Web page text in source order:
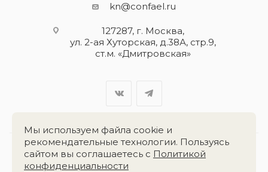
kn@confael.ru
127287, г. Москва,
ул. 2-ая Хуторская, д.38А, стр.9,
ст.м. «Дмитровская»
Разработка сайта:
Мы используем файла cookie и
рекомендательные технологии. Пользуясь
сайтом вы соглашаетесь с Политикой
конфиденциальности